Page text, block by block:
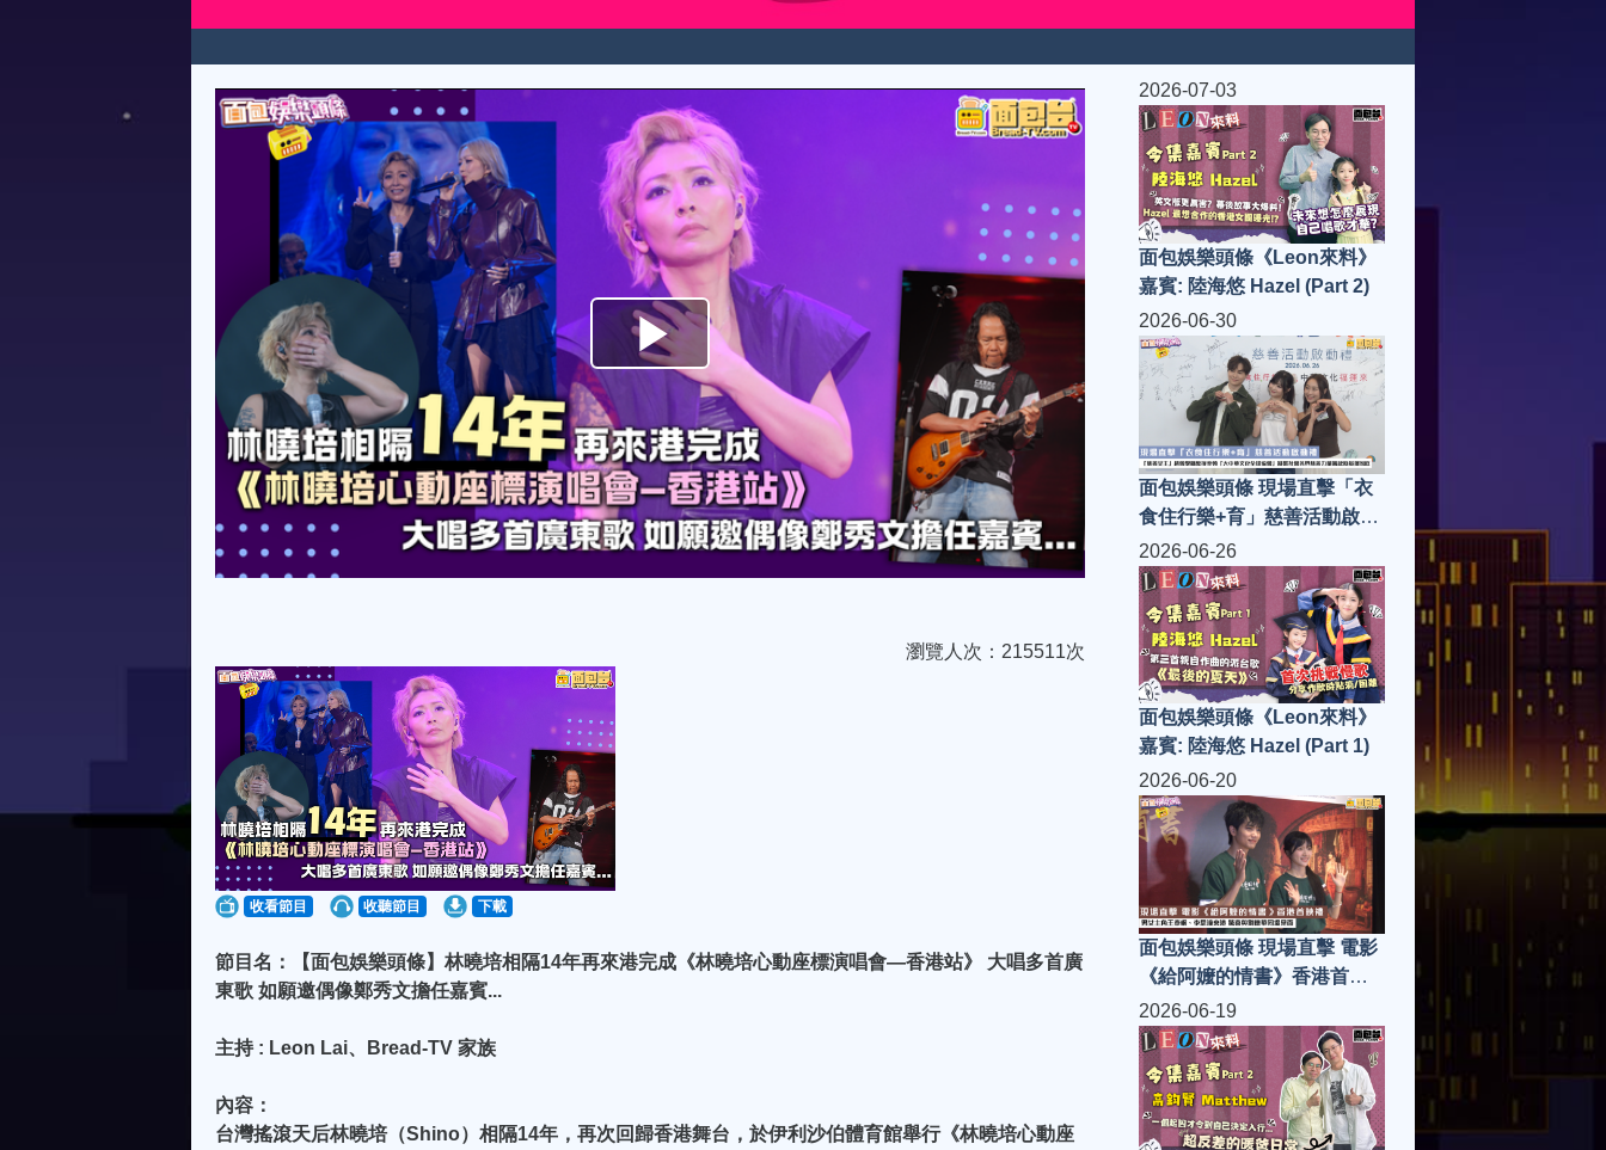
Play
Video
瀏覽人次：215511次
收看節目 收聽節目 下載
節目名：【面包娛樂頭條】林曉培相隔14年再來港完成《林曉培心動座標演唱會—香港站》 大唱多首廣
東歌 如願邀偶像鄭秀文擔任嘉賓...
主持 : Leon Lai、Bread-TV 家族
內容：
台灣搖滾天后林曉培（Shino）相隔14年，再次回歸香港舞台，於伊利沙伯體育館舉行《林曉培心動座
2026-07-03
面包娛樂頭條《Leon來料》
嘉賓: 陸海悠 Hazel (Part 2)
2026-06-30
面包娛樂頭條 現場直擊「衣
食住行樂+育」慈善活動啟動
禮「慈善女王」趙曾學韞教
授率領「大中華文化全球協
會」凝聚社會各界慈善力量
籌款助基層家庭
2026-06-26
面包娛樂頭條《Leon來料》
嘉賓: 陸海悠 Hazel (Part 1)
2026-06-20
面包娛樂頭條 現場直擊 電影
《給阿嬤的情書》香港首映
禮 男女主角王彥桐、李思潼
來港 驚喜與劉德華同場見面
2026-06-19